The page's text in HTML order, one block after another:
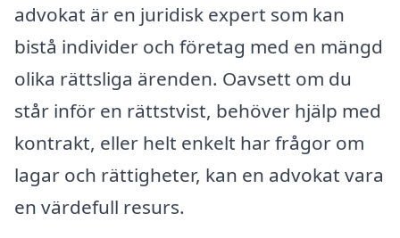
advokat är en juridisk expert som kan
bistå individer och företag med en mängd
olika rättsliga ärenden. Oavsett om du
står inför en rättstvist, behöver hjälp med
kontrakt, eller helt enkelt har frågor om
lagar och rättigheter, kan en advokat vara
en värdefull resurs.